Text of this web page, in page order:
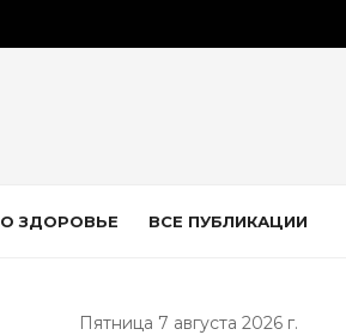
О ЗДОРОВЬЕ ВСЕ ПУБЛИКАЦИИ
Пятница 7 августа 2026 г.